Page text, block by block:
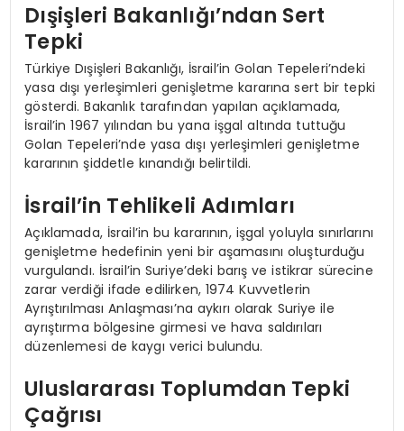
Dışişleri Bakanlığı’ndan Sert
Tepki
Türkiye Dışişleri Bakanlığı, İsrail’in Golan Tepeleri’ndeki
yasa dışı yerleşimleri genişletme kararına sert bir tepki
gösterdi. Bakanlık tarafından yapılan açıklamada,
İsrail’in 1967 yılından bu yana işgal altında tuttuğu
Golan Tepeleri’nde yasa dışı yerleşimleri genişletme
kararının şiddetle kınandığı belirtildi.
İsrail’in Tehlikeli Adımları
Açıklamada, İsrail’in bu kararının, işgal yoluyla sınırlarını
genişletme hedefinin yeni bir aşamasını oluşturduğu
vurgulandı. İsrail’in Suriye’deki barış ve istikrar sürecine
zarar verdiği ifade edilirken, 1974 Kuvvetlerin
Ayrıştırılması Anlaşması’na aykırı olarak Suriye ile
ayrıştırma bölgesine girmesi ve hava saldırıları
düzenlemesi de kaygı verici bulundu.
Uluslararası Toplumdan Tepki
Çağrısı